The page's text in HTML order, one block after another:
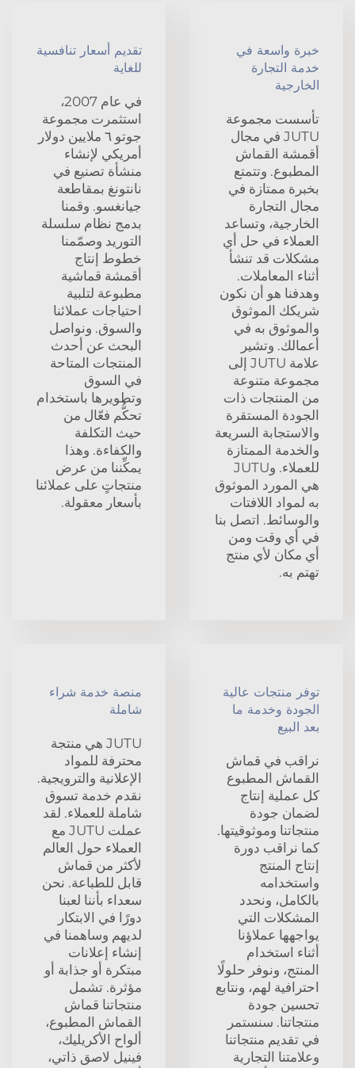
خبرة واسعة في
خدمة التجارة
الخارجية
تأسست مجموعة
JUTU في مجال
أقمشة القماش
المطبوع. وتتمتع
بخبرة ممتازة في
مجال التجارة
الخارجية، وتساعد
العملاء في حل أي
مشكلات قد تنشأ
أثناء المعاملات.
وهدفنا هو أن نكون
شريكك الموثوق
والموثوق به في
أعمالك. وتشير
علامة JUTU إلى
مجموعة متنوعة
من المنتجات ذات
الجودة المستقرة
والاستجابة السريعة
والخدمة الممتازة
للعملاء. وJUTU
هي المورد الموثوق
به لمواد اللافتات
والوسائط. اتصل بنا
في أي وقت ومن
أي مكان لأي منتج
تهتم به.
تقديم أسعار تنافسية
للغاية
في عام 2007،
استثمرت مجموعة
جوتو ٦ ملايين دولار
أمريكي لإنشاء
منشأة تصنيع في
نانتونغ بمقاطعة
جيانغسو. وقمنا
بدمج نظام سلسلة
التوريد وصمّمنا
خطوط إنتاج
أقمشة قماشية
مطبوعة لتلبية
احتياجات عملائنا
والسوق. ونواصل
البحث عن أحدث
المنتجات المتاحة
في السوق
وتطويرها باستخدام
تحكُّم فعّال من
حيث التكلفة
والكفاءة. وهذا
يمكِّننا من عرض
منتجاتٍ على عملائنا
بأسعار معقولة.
توفر منتجات عالية
الجودة وخدمة ما
بعد البيع
نراقب في قماش
القماش المطبوع
كل عملية إنتاج
لضمان جودة
منتجاتنا وموثوقيتها.
كما نراقب دورة
إنتاج المنتج
واستخدامه
بالكامل، ونحدد
المشكلات التي
يواجهها عملاؤنا
أثناء استخدام
المنتج، ونوفر حلولًا
احترافية لهم، ونتابع
تحسين جودة
منتجاتنا. سنستمر
في تقديم منتجاتنا
وعلامتنا التجارية
منصة خدمة شراء
شاملة
JUTU هي منتجة
محترفة للمواد
الإعلانية والترويجية.
نقدم خدمة تسوق
شاملة للعملاء. لقد
عملت JUTU مع
العملاء حول العالم
لأكثر من قماش
قابل للطباعة. نحن
سعداء بأننا لعبنا
دورًا في الابتكار
لديهم وساهمنا في
إنشاء إعلانات
مبتكرة أو جذابة أو
مؤثرة. تشمل
منتجاتنا قماش
القماش المطبوع،
ألواح الأكريليك،
فينيل لاصق ذاتي،